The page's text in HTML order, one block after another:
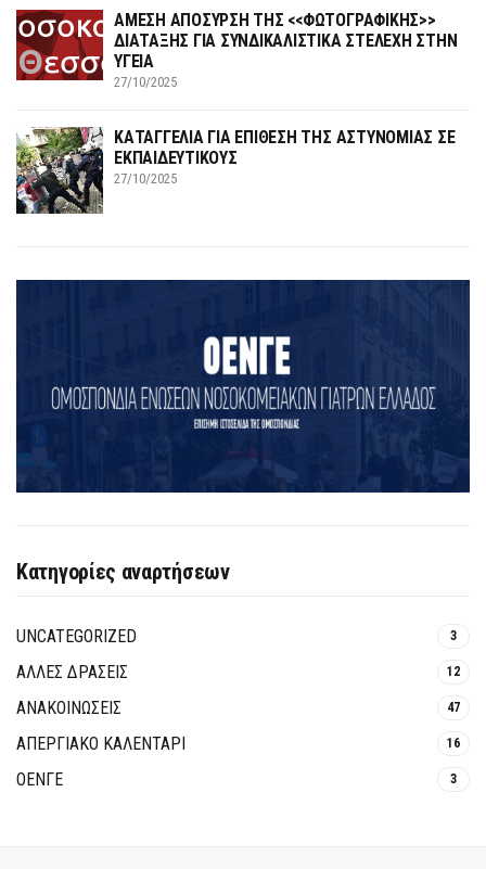
ΑΜΕΣΗ ΑΠΟΣΥΡΣΗ ΤΗΣ <<ΦΩΤΟΓΡΑΦΙΚΗΣ>>
ΔΙΑΤΑΞΗΣ ΓΙΑ ΣΥΝΔΙΚΑΛΙΣΤΙΚΑ ΣΤΕΛΕΧΗ ΣΤΗΝ
ΥΓΕΙΑ
27/10/2025
ΚΑΤΑΓΓΕΛΙΑ ΓΙΑ ΕΠΙΘΕΣΗ ΤΗΣ ΑΣΤΥΝΟΜΙΑΣ ΣΕ
ΕΚΠΑΙΔΕΥΤΙΚΟΥΣ
27/10/2025
Κατηγορίες αναρτήσεων
UNCATEGORIZED 3
ΑΛΛΕΣ ΔΡΑΣΕΙΣ 12
ΑΝΑΚΟΙΝΩΣΕΙΣ 47
ΑΠΕΡΓΙΑΚΟ ΚΑΛΕΝΤΑΡΙ 16
ΟΕΝΓΕ 3